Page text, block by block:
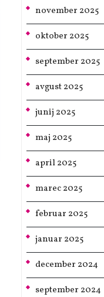
november 2025
oktober 2025
september 2025
avgust 2025
junij 2025
maj 2025
april 2025
marec 2025
februar 2025
januar 2025
december 2024
september 2024